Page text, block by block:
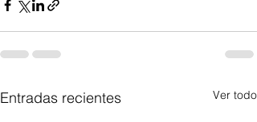
Entradas recientes Ver todo